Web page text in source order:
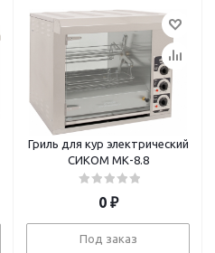
Гриль для кур электрический
СИКОМ МК-8.8
0₽
Под заказ